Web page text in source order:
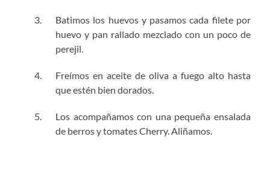
Batimos los huevos y pasamos cada filete por
huevo y pan rallado mezclado con un poco de
perejil.
Freímos en aceite de oliva a fuego alto hasta
que estén bien dorados.
Los acompañamos con una pequeña ensalada
de berros y tomates Cherry. Aliñamos.